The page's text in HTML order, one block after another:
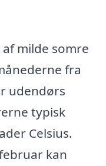
milde somre
fra
udendørs
typisk
Celsius.
kan